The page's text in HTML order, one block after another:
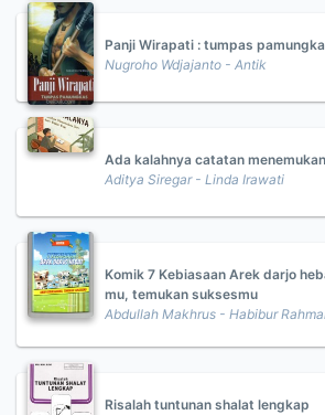
Panji Wirapati : tumpas
Nugroho Wdjajanto - Antik
Ada kalahnya catatan
Aditya Siregar - Linda Irawati
Komik 7 Kebiasaan Arek darjo
mu, temukan suksesmu
Abdullah Makhrus - Habibur
Risalah tuntunan shalat lengkap